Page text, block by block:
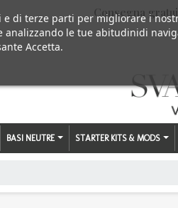
Consegna
BASI NEUTRE STARTER KITS & MODS
e di terze parti per migliorare i
le tue abitudinidi
Accetta.